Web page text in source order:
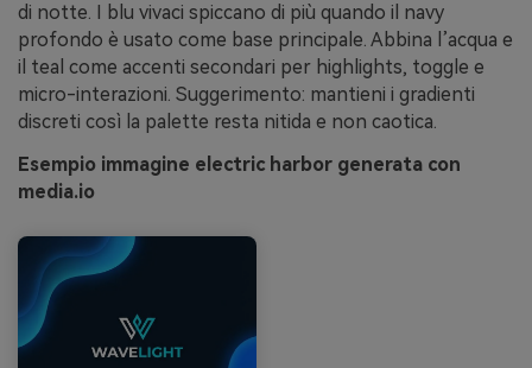
di notte. I blu vivaci spiccano di più quando il navy
profondo è usato come base principale. Abbina l’acqua e
il teal come accenti secondari per highlights, toggle e
micro-interazioni. Suggerimento: mantieni i gradienti
discreti così la palette resta nitida e non caotica.
Esempio immagine electric harbor generata con
media.io